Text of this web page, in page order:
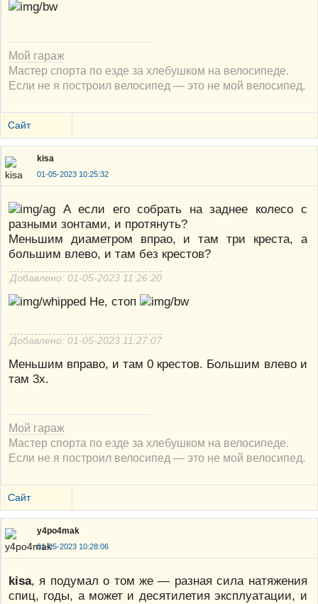
Мой гараж
Мастер спорта по езде за хлебушком на велосипеде.
Если не я построил велосипед — это не мой велосипед.
Сайт
kisa
01-05-2023 10:25:32
А если его собрать на заднее колесо с
разными зонтами, и протянуть?
Меньшим диаметром впрао, и там три креста, а
большим влево, и там без крестов?
Добавлено: 01-05-2023 11:26:20
Не, стоп
Добавлено: 01-05-2023 11:27:07
Меньшим вправо, и там 0 крестов. Большим влево и
там 3х.
Мой гараж
Мастер спорта по езде за хлебушком на велосипеде.
Если не я построил велосипед — это не мой велосипед.
Сайт
y4po4mak
01-05-2023 10:28:06
kisa, я подумал о том же — разная сила натяжения
спиц, годы, а может и десятилетия эксплуатации, и